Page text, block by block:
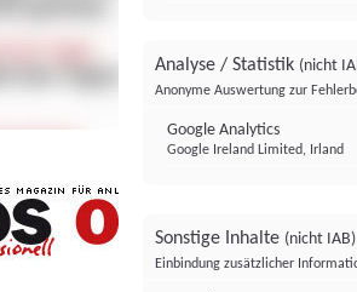
Analyse / Statistik (nicht
Anonyme Auswertung zur
Google Analytics
Google Ireland Limited, Irland
Sonstige Inhalte (nicht IAB)
Einbindung zusätzlicher